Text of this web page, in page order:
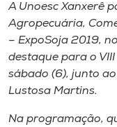
Rádio
Museu
Unoesc
Store
A Unoesc Xanxerê
Agropecuária,
– ExpoSoja 2019,
destaque para o
sábado (6), junto
Lustosa Martins.
Na programação,